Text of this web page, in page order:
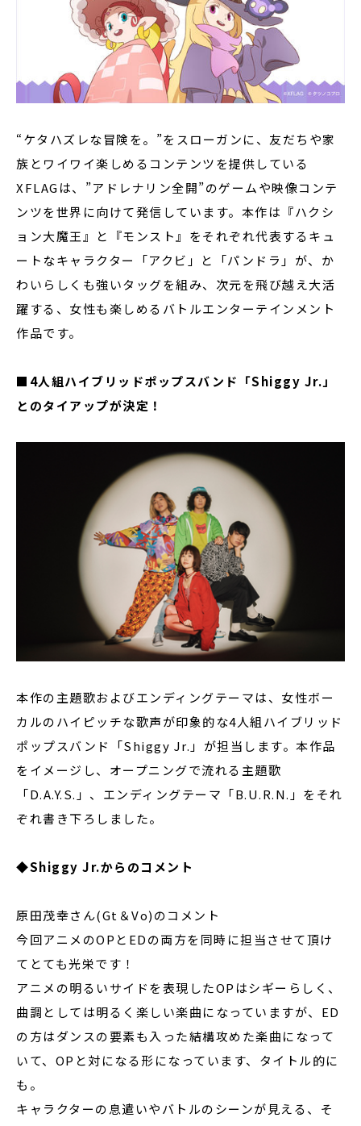
“ケタハズレな冒険を。”をスローガンに、友だちや家
族とワイワイ楽しめるコンテンツを提供している
XFLAGは、”アドレナリン全開”のゲームや映像コンテ
ンツを世界に向けて発信しています。本作は『ハクシ
ョン大魔王』と『モンスト』をそれぞれ代表するキュ
ートなキャラクター「アクビ」と「パンドラ」が、か
わいらしくも強いタッグを組み、次元を飛び越え大活
躍する、女性も楽しめるバトルエンターテインメント
作品です。
■4人組ハイブリッドポップスバンド「Shiggy Jr.」
とのタイアップが決定！
本作の主題歌およびエンディングテーマは、女性ボー
カルのハイピッチな歌声が印象的な4人組ハイブリッド
ポップスバンド「Shiggy Jr.」が担当します。本作品
をイメージし、オープニングで流れる主題歌
「D.A.Y.S.」、エンディングテーマ「B.U.R.N.」をそれ
ぞれ書き下ろしました。
◆Shiggy Jr.からのコメント
原田茂幸さん(Gt＆Vo)のコメント
今回アニメのOPとEDの両方を同時に担当させて頂け
てとても光栄です！
アニメの明るいサイドを表現したOPはシギーらしく、
曲調としては明るく楽しい楽曲になっていますが、ED
の方はダンスの要素も入った結構攻めた楽曲になって
いて、OPと対になる形になっています、タイトル的に
も。
キャラクターの息遣いやバトルのシーンが見える、そ